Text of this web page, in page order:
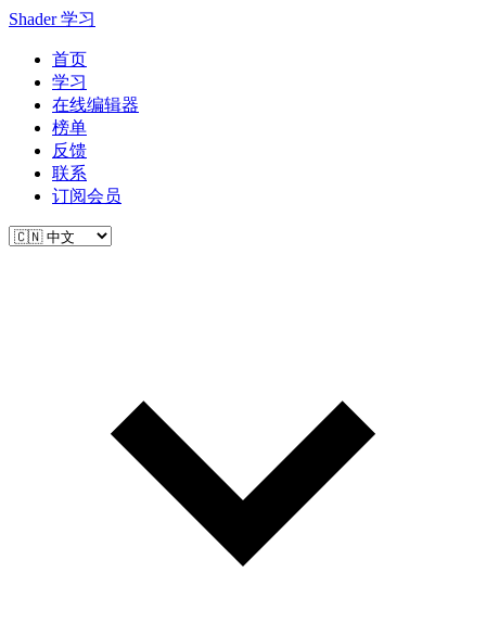
Shader 学习
首页
学习
在线编辑器
榜单
反馈
联系
订阅会员